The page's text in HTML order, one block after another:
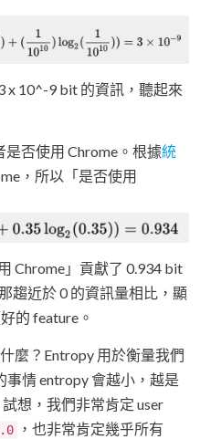
x 10^-9 bit 的資訊，聽起來
否使用 Chrome。根據統
，所以「是否使用
Chrome」貢獻了 0.934 bit
趨近於 0 的資訊量相比，顯
的 feature。
麼？Entropy 用於衡量我們
情 entropy 會越小，越是
想，我們非常肯定 user
，也非常肯定幾乎所有